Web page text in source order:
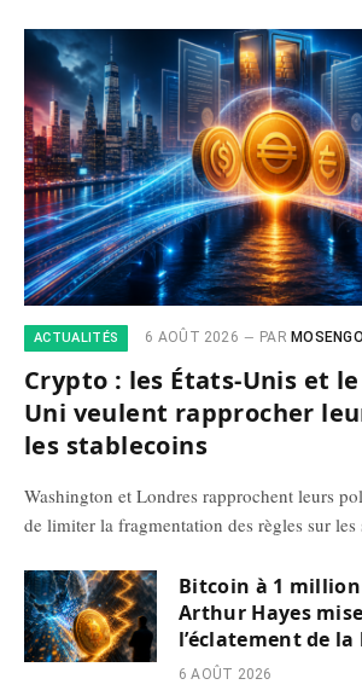
ACTUALITÉS 6 AOÛT 2026 PAR
Crypto : les États-Unis et
Uni veulent rapprocher
les stablecoins
Washington et Londres rapprochent leurs
de limiter la fragmentation des règles sur les
Bitcoin à 1
Arthur Hayes
l’éclatement de
6 AOÛT 2026